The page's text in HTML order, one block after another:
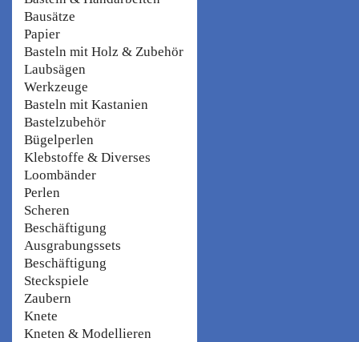
Bausätze
Papier
Basteln mit Holz & Zubehör
Laubsägen
Werkzeuge
Basteln mit Kastanien
Bastelzubehör
Bügelperlen
Klebstoffe & Diverses
Loombänder
Perlen
Scheren
Beschäftigung
Ausgrabungssets
Beschäftigung
Steckspiele
Zaubern
Knete
Kneten & Modellieren